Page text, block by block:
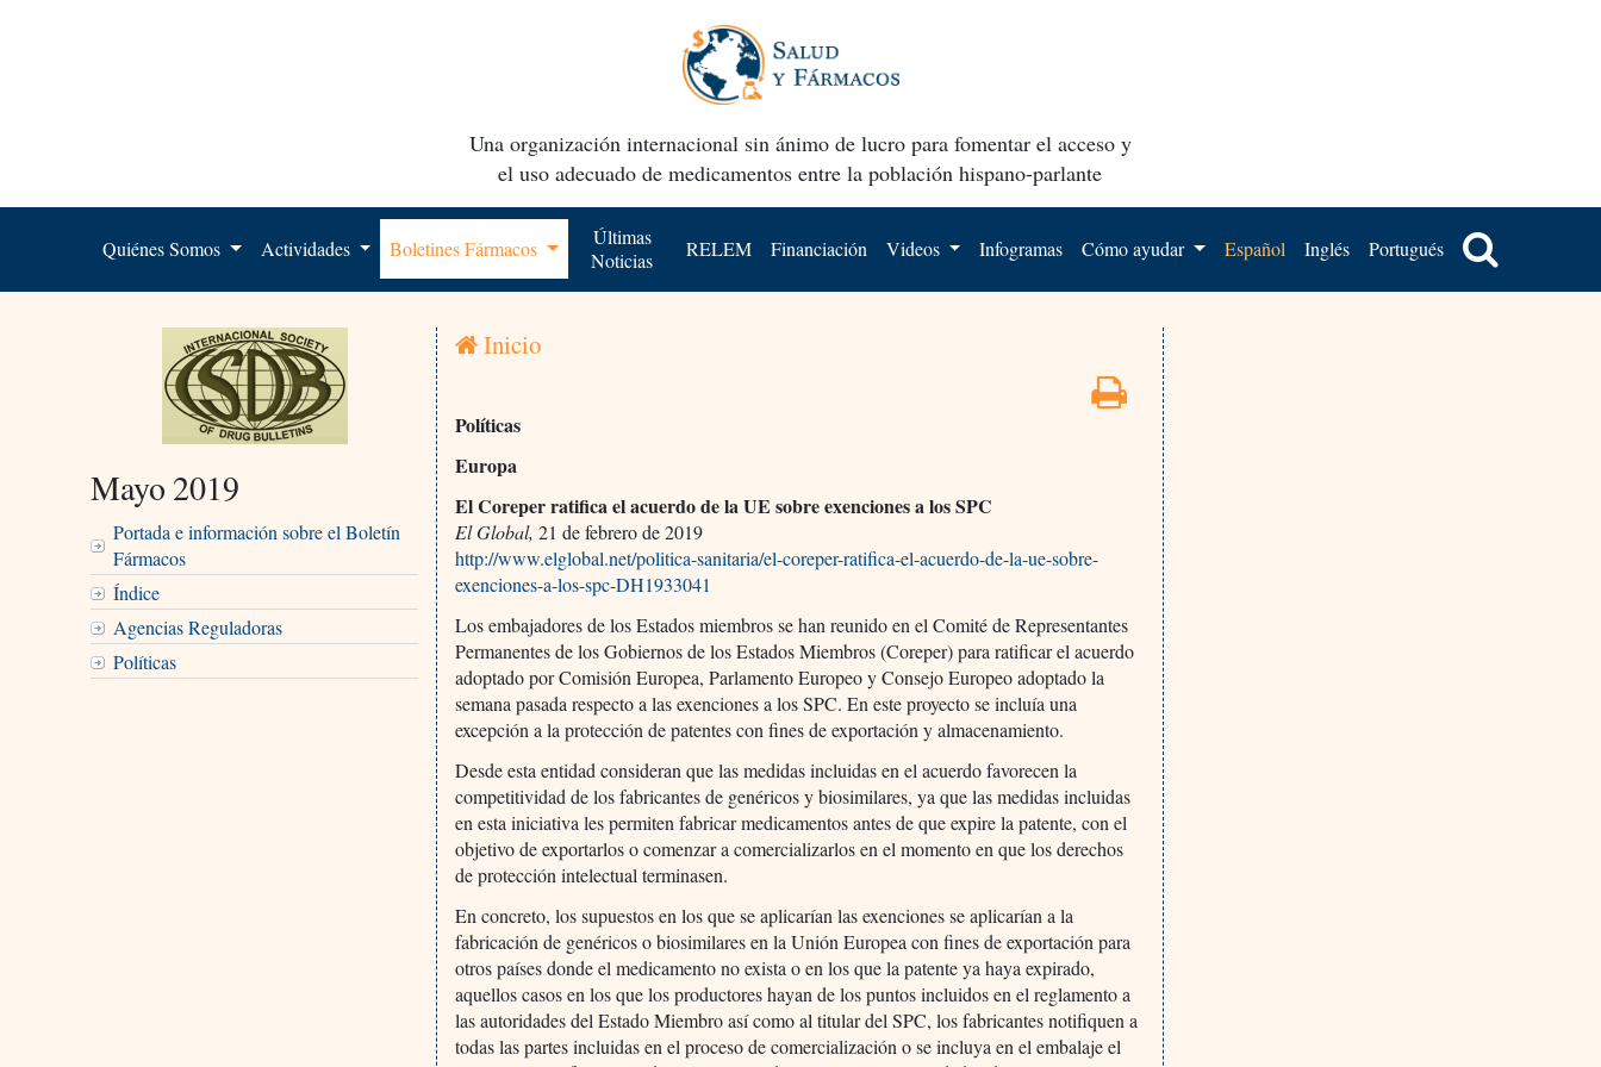
Una organización internacional sin ánimo de lucro para fomentar el acceso y
el uso adecuado de medicamentos entre la población hispano-parlante
Quiénes Somos Actividades Boletines Fármacos
Últimas
Noticias
RELEM Financiación Videos Infogramas Cómo ayudar Español Inglés Portugués
Mayo 2019
Portada e información sobre el Boletín
Fármacos
Índice
Agencias Reguladoras
Políticas
Inicio
Políticas
Europa
El Coreper ratifica el acuerdo de la UE sobre exenciones a los SPC
El Global, 21 de febrero de 2019
http://www.elglobal.net/politica-sanitaria/el-coreper-ratifica-el-acuerdo-de-la-ue-sobre-
exenciones-a-los-spc-DH1933041
Los embajadores de los Estados miembros se han reunido en el Comité de Representantes
Permanentes de los Gobiernos de los Estados Miembros (Coreper) para ratificar el acuerdo
adoptado por Comisión Europea, Parlamento Europeo y Consejo Europeo adoptado la
semana pasada respecto a las exenciones a los SPC. En este proyecto se incluía una
excepción a la protección de patentes con fines de exportación y almacenamiento.
Desde esta entidad consideran que las medidas incluidas en el acuerdo favorecen la
competitividad de los fabricantes de genéricos y biosimilares, ya que las medidas incluidas
en esta iniciativa les permiten fabricar medicamentos antes de que expire la patente, con el
objetivo de exportarlos o comenzar a comercializarlos en el momento en que los derechos
de protección intelectual terminasen.
En concreto, los supuestos en los que se aplicarían las exenciones se aplicarían a la
fabricación de genéricos o biosimilares en la Unión Europea con fines de exportación para
otros países donde el medicamento no exista o en los que la patente ya haya expirado,
aquellos casos en los que los productores hayan de los puntos incluidos en el reglamento a
las autoridades del Estado Miembro así como al titular del SPC, los fabricantes notifiquen a
todas las partes incluidas en el proceso de comercialización o se incluya en el embalaje el